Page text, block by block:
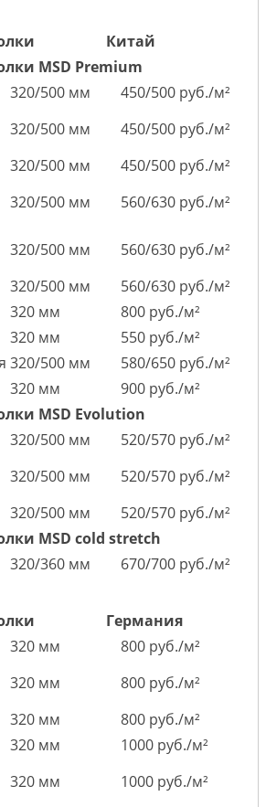
Китай
MSD Premium
320/500 мм
450/500 руб./м²
320/500 мм
450/500 руб./м²
320/500 мм
450/500 руб./м²
320/500 мм
560/630 руб./м²
320/500 мм
560/630 руб./м²
320/500 мм
560/630 руб./м²
320 мм
800 руб./м²
320 мм
550 руб./м²
320/500 мм
580/650 руб./м²
320 мм
900 руб./м²
MSD Evolution
320/500 мм
520/570 руб./м²
320/500 мм
520/570 руб./м²
320/500 мм
520/570 руб./м²
MSD cold stretch
320/360 мм 670/700 руб./м²
Германия
320 мм
800 руб./м²
320 мм
800 руб./м²
320 мм
800 руб./м²
320 мм
1000 руб./м²
320 мм
1000 руб./м²